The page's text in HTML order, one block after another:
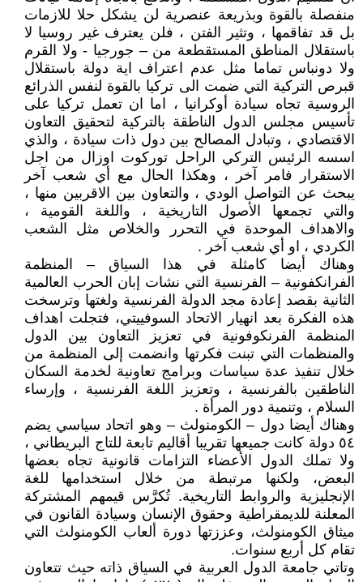
منفصلة بالقوة وبذريعة عنصرية لن يشكل حلا للازمات
بل قد تفاقمها ، وتثير الفتن ، فلن يعترف غير روسيا لا
باستقلال المناطق المستقطعة من – جورجيا - ولا القرم
ولا دونباس تماما مثل عدم اعتراف اية دولة باستقلال
قبرص التركية التي ضمت الى تركيا بالقوة لنفس الذرائع
الروسية تجاه سيادة أوكرانيا ، اما ان تعمل تركيا على
تأسيس مجلس الدول الناطقة بالتركية لتحقيق التعاون
الاقتصادي ، وتبادل المصالح بين دول ذات سيادة ، والذي
اسسه الرئيس التركي الراحل توركوت اوزال من اجل
الاستقرار فامر آخر ، وهكذا الحال مع أي شعب آخر
يبحث عن التواصل الودي ، والتعاون بين الاقربين منها ،
والتي تجمعها الأصول التاريخية ، واللغة القومية ،
والاهداف الموحدة في التحرر والخلاص مثل الشعب
الكردي ، او أي شعب آخر .
وهناك أيضا كامثلة في هذا السياق – المنظمة
الفرانكفونية – الفرنسية التي نشات إبان الحرب العالمية
الثانية بقصد إعادة مجد الدولة الفرنسية ولغتها وترسخت
هذه الفكرة بعد انهيار الاتحاد السوفييتي، فتجلت اهداف
المنظمة الفرنكوفونية في تعزيز التعاون بين الدول
والمنظمات التي تبنت فكرتها وانضمت إلى المنظمة من
خلال تنفيذ عدة سياسات وبرامج تعاونية لخدمة السكان
الناطقين بالفرنسية ، وتعزيز اللغة الفرنسية ، وإرساء
السلام ، وتنمية دور المرأة .
وهناك أيضا دول – الكومنولث – وهو اتحاد سياسي يضم
٥٤ دولة كانت جميعها تقريبا أقاليم تابعة للتاج البريطاني ،
ولا تملك الدول الأعضاء التزامات قانونية تجاه بعضها
البعض، ولكنها مرتبطة من خلال استخدامها للغة
الإنجليزية والروابط التاريخية. تُكرَّس قيمهم المشتركة
المعلنة للديمقراطية وحقوق الإنسان وسيادة القانون في
ميثاق الكومنولث، وعززتها دورة ألعاب الكومنولث التي
تقام كل أربع سنوات.
وتاتي جامعة الدول العربية في السياق ذاته حيث تتعاون